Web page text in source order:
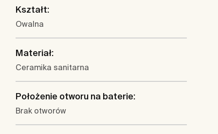
Kształt:
Owalna
Materiał:
Ceramika sanitarna
Położenie otworu na baterie:
Brak otworów